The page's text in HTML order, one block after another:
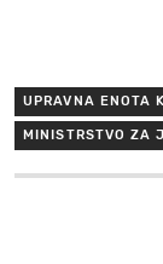
UPRAVNA ENOTA
MINISTRSTVO ZA